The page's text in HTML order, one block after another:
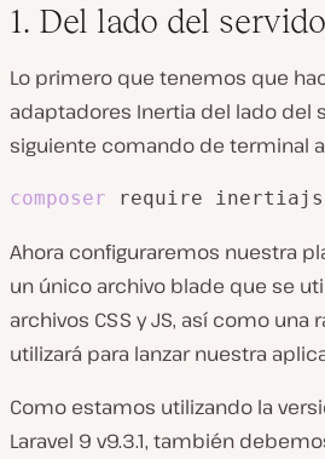
1. Del lado del
Lo primero que tenemos que
adaptadores Inertia del lado del
siguiente comando de terminal
composer require
Ahora configuraremos nuestra
un único archivo blade que se
archivos CSS y JS, así como una
utilizará para lanzar nuestra
Como estamos utilizando la
Laravel 9 v9.3.1, también